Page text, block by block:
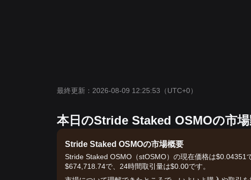
最終更新：2026-08-09 12:25:53 （UTC+0）
本日のStride Staked OSMOの市
Stride Staked OSMOの市場概要
Stride Staked OSMO（stOSMO）の現在価格は
$674,718.74で、24時間取引量は$0.00です。